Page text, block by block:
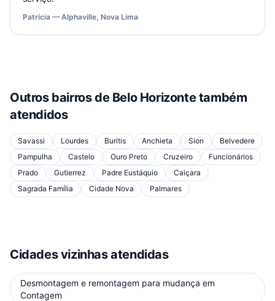
Patrícia — Alphaville, Nova Lima
Outros bairros de Belo Horizontetambém
atendidos
Savassi Lourdes Buritis Anchieta Sion
Belvedere
Pampulha
Castelo Ouro Preto Cruzeiro
Funcionários
Prado
Gutierrez Padre Eustáquio
Caiçara
Sagrada Família
Cidade Nova Palmares
Cidades vizinhas atendidas
Desmontagem e remontagem para mudança em
Contagem